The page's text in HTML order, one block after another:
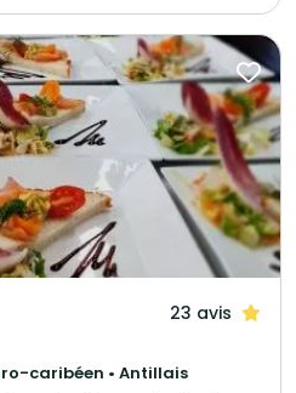
23 avis
caribéen • Antillais